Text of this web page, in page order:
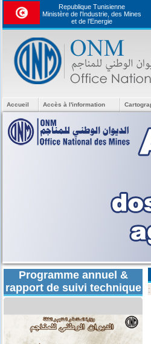
Republique Tunisienne
Ministère de l'Industrie, des Mines
et de l’Energie
Accueil Accès à l'information
Programme annuel &
rapport de suivi technique